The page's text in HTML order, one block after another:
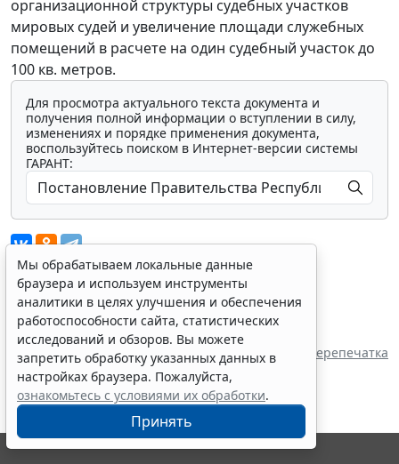
организационной структуры судебных участков
мировых судей и увеличение площади служебных
помещений в расчете на один судебный участок до
100 кв. метров.
Для просмотра актуального текста документа и
получения полной информации о вступлении в силу,
изменениях и порядке применения документа,
воспользуйтесь поиском в Интернет-версии системы
ГАРАНТ:
Показать все материалы
Источник:
Правительство Республики Марий Эл
Перепечатка
Мы обрабатываем локальные данные
браузера и используем инструменты
аналитики в целях улучшения и обеспечения
работоспособности сайта, статистических
исследований и обзоров. Вы можете
запретить обработку указанных данных в
настройках браузера. Пожалуйста,
ознакомьтесь с условиями их обработки.
Принять